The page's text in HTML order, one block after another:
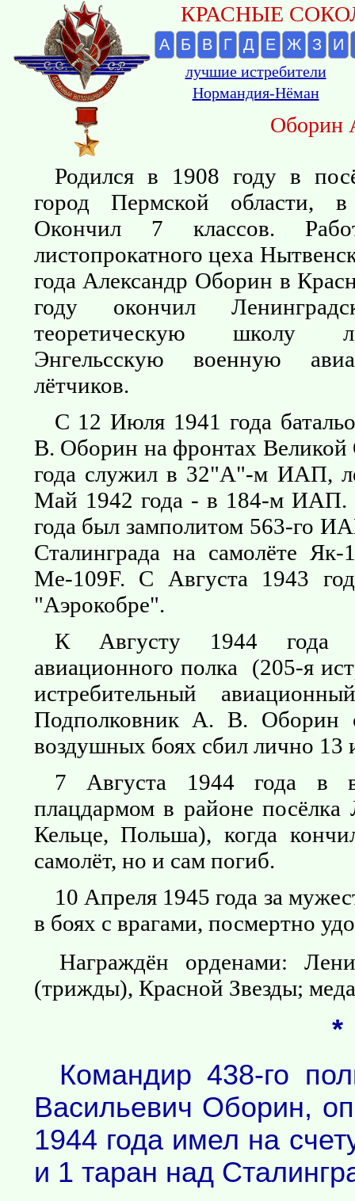
КРАСНЫЕ
А Б В Г Д Е Ж З И
лучшие истребители
Нормандия-Нёман
Оборин
Родился в 1908 году в
город Пермской области, в
Окончил 7 классов.
листопрокатного цеха
года Александр Оборин в
году окончил
теоретическую школу
Энгельсскую военную
лётчиков.
С 12 Июля 1941 года
В. Оборин на фронтах
года служил в 32"А"-м ИАП,
Май 1942 года - в 184-м ИАП.
года был замполитом 563-го
Сталинграда на самолёте
Ме-109F. С Августа 1943
"Аэрокобре".
К Августу 1944 года
авиационного полка (205-я
истребительный
Подполковник А. В. Оборин
воздушных боях сбил лично 13
7 Августа 1944 года в
плацдармом в районе
Кельце, Польша), когда
самолёт, но и сам погиб.
10 Апреля 1945 года за
в боях с врагами, посмертно
Награждён орденами:
(трижды), Красной Звезды;
Командир 438-го
Васильевич Оборин,
1944 года имел на
и 1 таран над